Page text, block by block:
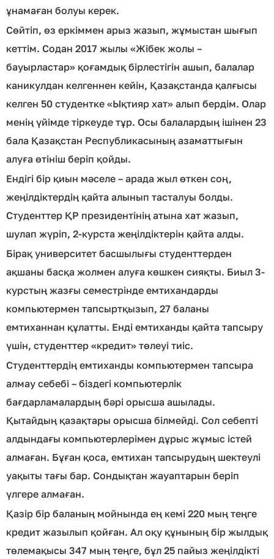
ұнамаған болуы керек.
Сөйтіп, өз еркіммен арыз жазып, жұмыстан шығып
кеттім. Содан 2017 жылы «Жібек жолы –
бауырластар» қоғамдық бірлестігін ашып, балалар
каникулдан келгеннен кейін, Қазақстанда қалғысы
келген 50 студентке «Ықтияр хат» алып бердім. Олар
менің үйімде тіркеуде тұр. Осы балалардың ішінен 23
бала Қазақстан Республикасының азаматтығын
алуға өтініш беріп қойды.
Ендігі бір қиын мәселе – арада жыл өткен соң,
жеңілдіктердің қайта алынып тасталуы болды.
Студенттер ҚР президентінің атына хат жазып,
шулап жүріп, 2-курста жеңілдіктерін қайта алды.
Бірақ университет басшылығы студенттерден
ақшаны басқа жолмен алуға көшкен сияқты. Биыл 3-
курстың жазғы семестрінде емтихандарды
компьютермен тапсыртқызып, 27 баланы
емтиханнан құлатты. Енді емтиханды қайта тапсыру
үшін, студенттер «кредит» төлеуі тиіс.
Студенттердің емтиханды компьютермен тапсыра
алмау себебі – біздегі компьютерлік
бағдарламалардың бәрі орысша ашылады.
Қытайдың қазақтары орысша білмейді. Сол себепті
алдындағы компьютерлерімен дұрыс жұмыс істей
алмаған. Бұған қоса, емтихан тапсырудың шектеулі
уақыты тағы бар. Сондықтан жауаптарын беріп
үлгере алмаған.
Қазір бір баланың мойнында ең кемі 220 мың теңге
кредит жазылып қойған. Ал оқу құнының бір жылдық
төлемақысы 347 мың теңге, бұл 25 пайыз жеңілдікті